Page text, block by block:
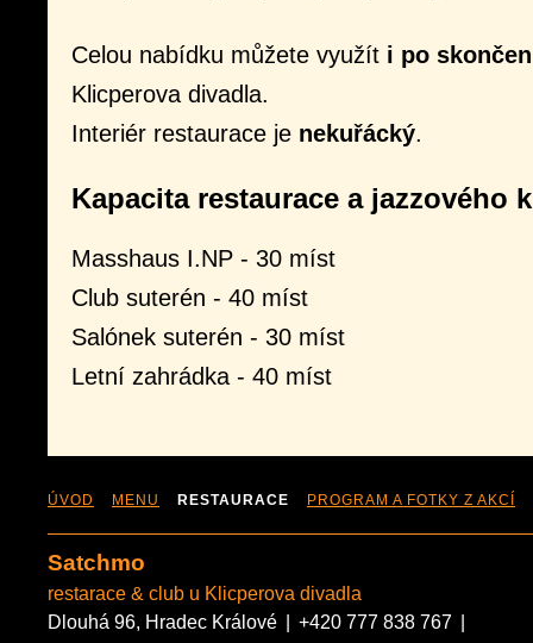
Celou nabídku můžete využít i po
Klicperova divadla.
Interiér restaurace je nekuřácký.
Kapacita restaurace a jazzového
Masshaus I.NP - 30 míst
Club suterén - 40 míst
Salónek suterén - 30 míst
Letní zahrádka - 40 míst
ÚVOD MENU RESTAURACE PROGRAM A FOTKY Z AKCÍ
Satchmo
restarace & club u Klicperova divadla
Dlouhá 96, Hradec Králové
+420 777 838 767